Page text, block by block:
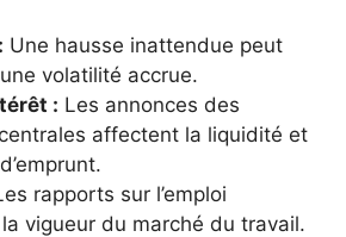
Une hausse inattendue peut
volatilité accrue.
: Les annonces des
affectent la liquidité et
rapports sur l’emploi
vigueur du marché du travail.